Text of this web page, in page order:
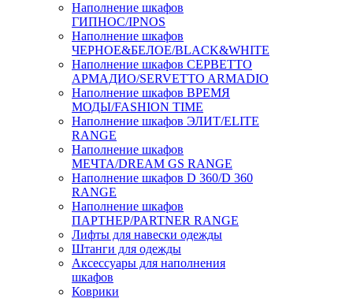
Наполнение шкафов
ГИПНОС/IPNOS
Наполнение шкафов
ЧЕРНОЕ&БЕЛОЕ/BLACK&WHITE
Наполнение шкафов СЕРВЕТТО
АРМАДИО/SERVETTO ARMADIO
Наполнение шкафов ВРЕМЯ
МОДЫ/FASHION TIME
Наполнение шкафов ЭЛИТ/ELITE
RANGE
Наполнение шкафов
МЕЧТА/DREAM GS RANGE
Наполнение шкафов D 360/D 360
RANGE
Наполнение шкафов
ПАРТНЕР/PARTNER RANGE
Лифты для навески одежды
Штанги для одежды
Аксессуары для наполнения
шкафов
Коврики